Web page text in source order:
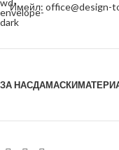
Имейл: office@design-
ЗА НАСДАМАСКИ